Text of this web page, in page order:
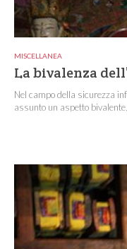
MISCELLANEA
La bivalenza
Nel campo della sicurezza
assunto un aspetto